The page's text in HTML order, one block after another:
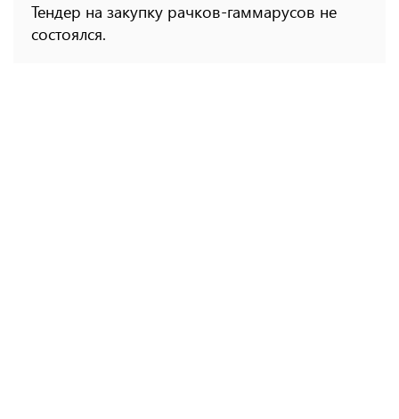
Тендер на закупку рачков-гаммарусов не
состоялся.